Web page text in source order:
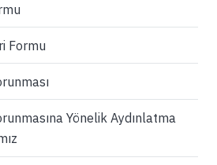
Formu
Yönelik Aydınlatma